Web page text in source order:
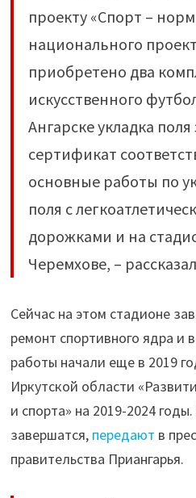
проекту «Спорт –
национального
приобретено два
искусственного
Ангарске укладка
сертификат
основные работы по
поля с
дорожками и на
Черемхове, –
Сейчас на этом стадионе
ремонт спортивного ядра и
работы начали еще в 2019
Иркутской области
и спорта» на 2019-2024
завершатся, передают в
правительства Приангарья.